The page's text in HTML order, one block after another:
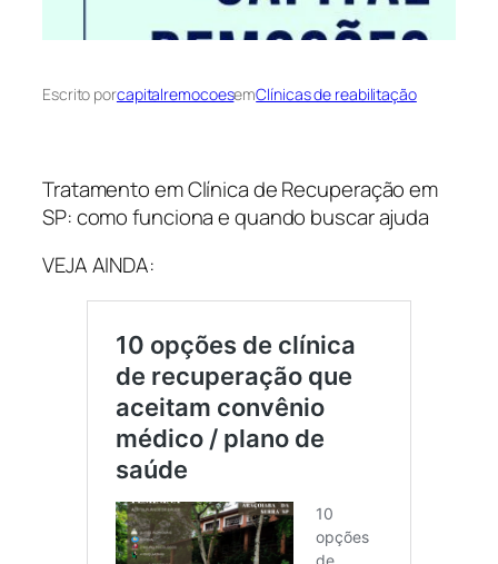
Escrito porcapitalremocoesemClínicas de reabilitação
Tratamento em Clínica de Recuperação em
SP: como funciona e quando buscar ajuda
VEJA AINDA: